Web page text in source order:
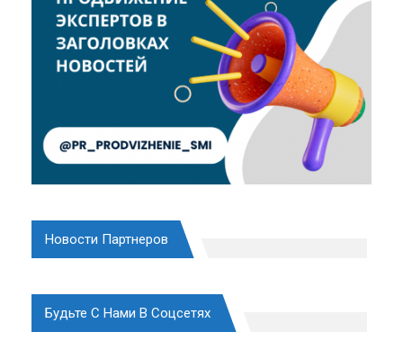
Новости Партнеров
Будьте С Нами В Соцсетях